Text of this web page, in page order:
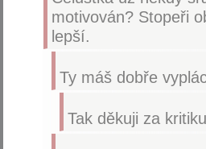
motivován? Stopeři
lepší.
Ty máš dobře
Tak děkuji za